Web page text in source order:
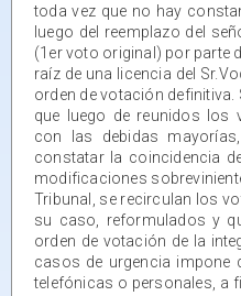
toda vez que no hay
luego del reemplazo del
(1er voto original) por parte
raíz de una licencia del
orden de votación
que luego de reunidos los
con las debidas
constatar la coincidencia
modificaciones
Tribunal, se recirculan los
su caso, reformulados y
orden de votación de la
casos de urgencia impone
telefónicas o personales, a